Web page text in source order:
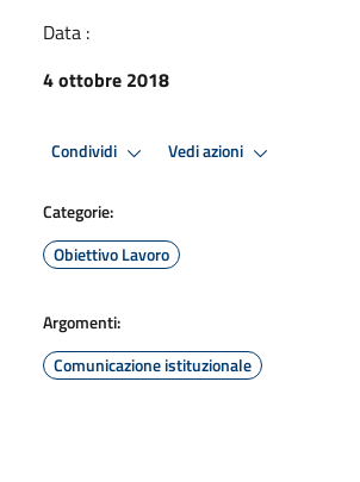
Data :
4 ottobre 2018
Condividi Vedi azioni
Categorie:
Obiettivo Lavoro
Argomenti:
Comunicazione istituzionale